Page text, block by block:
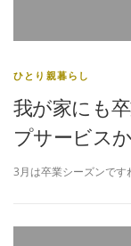
ひとり親暮らし
我が家にも
プサービス
3月は卒業シーズンで